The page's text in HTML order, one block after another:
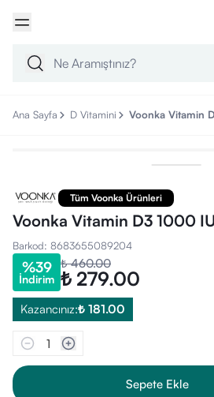
Ana Sayfa D Vitamini Voonka Vitamin
Tüm Voonka Ürünleri
Voonka Vitamin D3 1000
Barkod: 8683655089204
%39
İndirim
₺ 460.00
₺ 279.00
Kazancınız:₺ 181.00
1
Sepete Ekle